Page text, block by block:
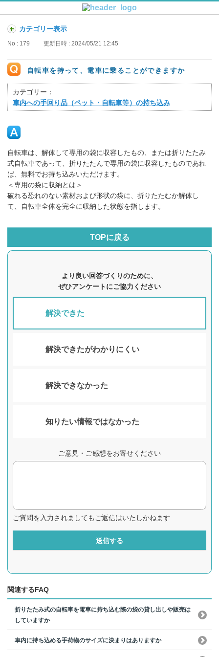
カテゴリー表示
No : 179 更新日時 : 2024/05/21 12:45
自転車を持って、電車に乗ることができますか
カテゴリー：
車内への手回り品（ペット・自転車等）の持ち込み
自転車は、解体して専用の袋に収容したもの、または折りたたみ
式自転車であって、折りたたんで専用の袋に収容したものであれ
ば、無料でお持ち込みいただけます。
＜専用の袋に収納とは＞
破れる恐れのない素材および形状の袋に、折りたたむか解体し
て、自転車全体を完全に収納した状態を指します。
TOPに戻る
より良い回答づくりのために、
ぜひアンケートにご協力ください
解決できた
解決できたがわかりにくい
解決できなかった
知りたい情報ではなかった
ご意見・ご感想をお寄せください
ご質問を入力されましてもご返信はいたしかねます
送信する
関連するFAQ
折りたたみ式の自転車を電車に持ち込む際の袋の貸し出しや販売は
していますか
車内に持ち込める手荷物のサイズに決まりはありますか